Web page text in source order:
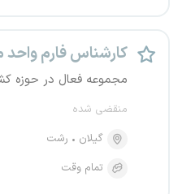
کارشناس فارم
مجموعه فعال در حوزه
منقضی شده
گیلان
رشت
تمام وقت